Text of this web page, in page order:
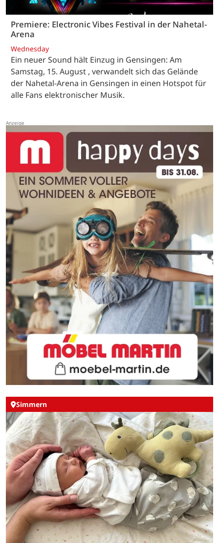
Premiere: Electronic Vibes Festival in der Nahetal-
Arena
Wednesday
Ein neuer Sound hält Einzug in Gensingen: Am
Samstag, 15. August , verwandelt sich das Gelände
der Nahetal-Arena in Gensingen in einen Hotspot für
alle Fans elektronischer Musik.
Simmern